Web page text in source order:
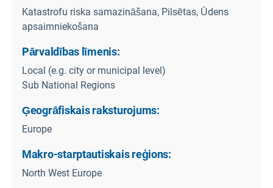
Katastrofu riska samazināšana, Pilsētas, Ūdens
apsaimniekošana
Pārvaldības līmenis:
Local (e.g. city or municipal level)
Sub National Regions
Ģeogrāfiskais raksturojums:
Europe
Makro-starptautiskais reģions:
North West Europe